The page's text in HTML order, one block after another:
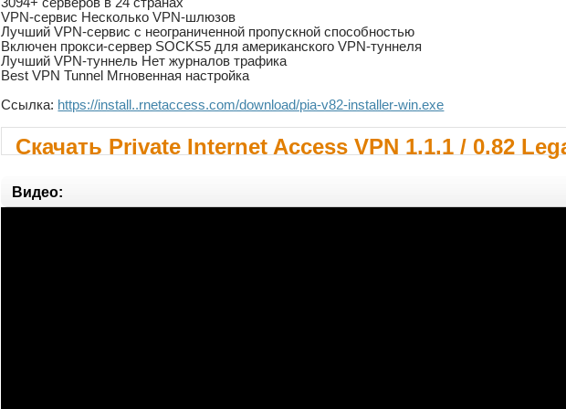
VPN-сервис Несколько VPN-шлюзов
Лучший VPN-сервис с неограниченной пропускной способностью
Включен прокси-сервер SOCKS5 для американского VPN-туннеля
Лучший VPN-туннель Нет журналов трафика
Best VPN Tunnel Мгновенная настройка
Ссылка: https://install..rnetaccess.com/download/pia-v82-installer-win.exe
Скачать Private Internet Access VPN 1.1.1 / 0.82
Видео: